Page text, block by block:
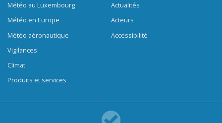
Météo au Luxembourg
Météo en Europe
Météo aéronautique
Vigilances
Climat
Produits et services
Actualités
Acteurs
Accessibilité